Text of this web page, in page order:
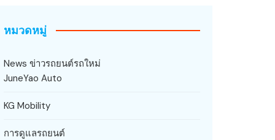
หมวดหมู่
News ข่าวรถยนต์รถใหม่
JuneYao Auto
KG Mobility
การดูแลรถยนต์